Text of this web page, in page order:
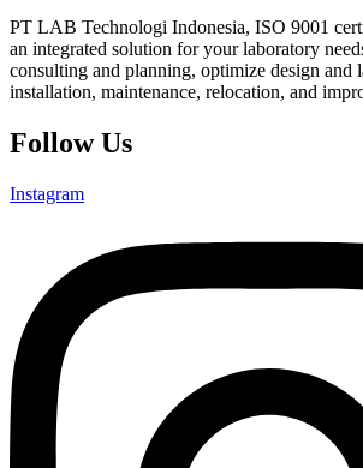
PT LAB Technologi Indonesia, ISO 9001
an integrated solution for your laboratory
consulting and planning, optimize design and
installation, maintenance, relocation, and
Follow Us
Instagram